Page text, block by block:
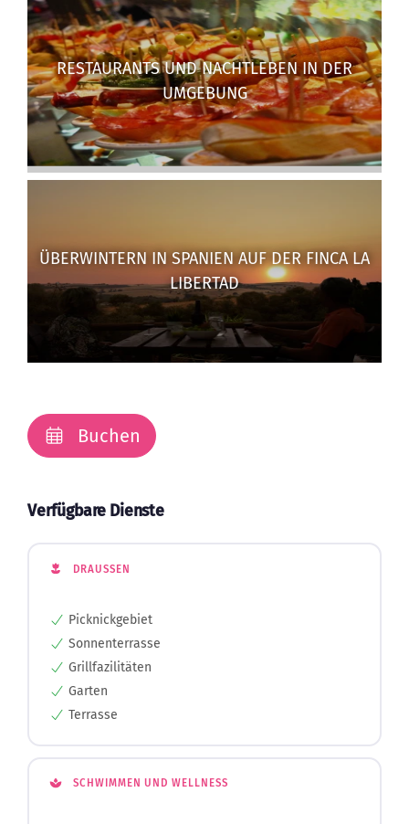
RESTAURANTS UND NACHTLEBEN IN DER
UMGEBUNG
LIBERTAD
Buchen
Sonnenterrasse
Grillfazilitäten
Garten
Terrasse